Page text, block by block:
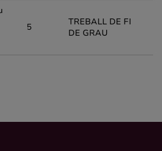
5
TREBALL DE FI
DE GRAU